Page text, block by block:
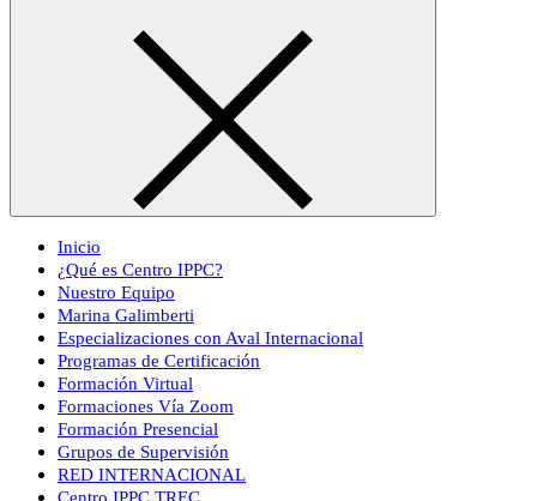
Inicio
¿Qué es Centro IPPC?
Nuestro Equipo
Marina Galimberti
Especializaciones con Aval Internacional
Programas de Certificación
Formación Virtual
Formaciones Vía Zoom
Formación Presencial
Grupos de Supervisión
RED INTERNACIONAL